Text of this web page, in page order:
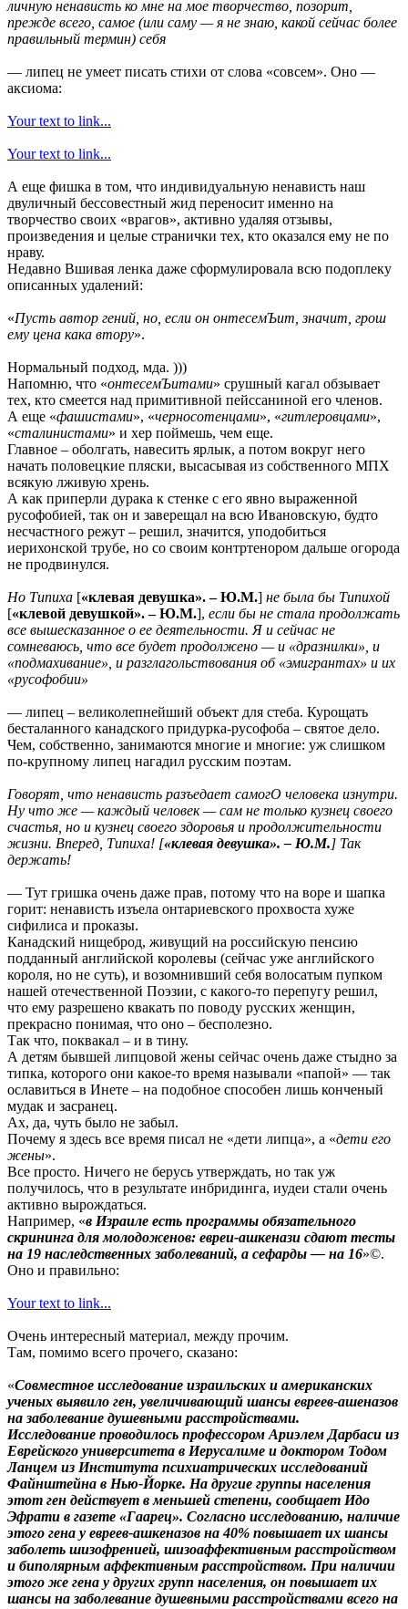
личную ненависть ко мне на мое творчество, позорит,
прежде всего, самое (или саму — я не знаю, какой сейчас более
правильный термин) себя
— липец не умеет писать стихи от слова «совсем». Оно —
аксиома:
Your text to link...
Your text to link...
А еще фишка в том, что индивидуальную ненависть наш
двуличный бессовестный жид переносит именно на
творчество своих «врагов», активно удаляя отзывы,
произведения и целые странички тех, кто оказался ему не по
нраву.
Недавно Вшивая ленка даже сформулировала всю подоплеку
описанных удалений:
«Пусть автор гений, но, если он онтесемЪит, значит, грош
ему цена кака втору».
Нормальный подход, мда. )))
Напомню, что «онтесемЪитами» срушный кагал обзывает
тех, кто смеется над примитивной пейссаниной его членов.
А еще «фашистами», «черносотенцами», «гитлеровцами»,
«сталинистами» и хер поймешь, чем еще.
Главное – оболгать, навесить ярлык, а потом вокруг него
начать половецкие пляски, высасывая из собственного МПХ
всякую лживую хрень.
А как приперли дурака к стенке с его явно выраженной
русофобией, так он и заверещал на всю Ивановскую, будто
несчастного режут – решил, значится, уподобиться
иерихонской трубе, но со своим контртенором дальше огорода
не продвинулся.
Но Типиха [«клевая девушка». – Ю.М.] не была бы Типихой
[«клевой девушкой». – Ю.М.], если бы не стала продолжать
все вышесказанное о ее деятельности. Я и сейчас не
сомневаюсь, что все будет продолжено — и «дразнилки», и
«подмахивание», и разглагольствования об «эмигрантах» и их
«русофобии»
— липец – великолепнейший объект для стеба. Курощать
бесталанного канадского придурка-русофоба – святое дело.
Чем, собственно, занимаются многие и многие: уж слишком
по-крупному липец нагадил русским поэтам.
Говорят, что ненависть разъедает самогО человека изнутри.
Ну что же — каждый человек — сам не только кузнец своего
счастья, но и кузнец своего здоровья и продолжительности
жизни. Вперед, Типиха! [«клевая девушка». – Ю.М.] Так
держать!
— Тут гришка очень даже прав, потому что на воре и шапка
горит: ненависть изъела онтариевского прохвоста хуже
сифилиса и проказы.
Канадский нищеброд, живущий на российскую пенсию
подданный английской королевы (сейчас уже английского
короля, но не суть), и возомнивший себя волосатым пупком
нашей отечественной Поэзии, с какого-то перепугу решил,
что ему разрешено квакать по поводу русских женщин,
прекрасно понимая, что оно – бесполезно.
Так что, поквакал – и в тину.
А детям бывшей липцовой жены сейчас очень даже стыдно за
типка, которого они какое-то время называли «папой» — так
ославиться в Инете – на подобное способен лишь конченый
мудак и засранец.
Ах, да, чуть было не забыл.
Почему я здесь все время писал не «дети липца», а «дети его
жены».
Все просто. Ничего не берусь утверждать, но так уж
получилось, что в результате инбридинга, иудеи стали очень
активно вырождаться.
Например, «в Израиле есть программы обязательного
скрининга для молодоженов: евреи-ашкенази сдают тесты
на 19 наследственных заболеваний, а сефарды — на 16»©.
Оно и правильно:
Your text to link...
Очень интересный материал, между прочим.
Там, помимо всего прочего, сказано:
«Совместное исследование израильских и американских
ученых выявило ген, увеличивающий шансы евреев-ашеназов
на заболевание душевными расстройствами.
Исследование проводилось профессором Ариэлем Дарбаси из
Еврейского университета в Иерусалиме и доктором Тодом
Ланцем из Института психиатрических исследований
Файнштейна в Нью-Йорке. На другие группы населения
этот ген действует в меньшей степени, сообщает Идо
Эфрати в газете «Гаарец». Согласно исследованию, наличие
этого гена у евреев-ашкеназов на 40% повышает их шансы
заболеть шизофренией, шизоаффективным расстройством
и биполярным аффективным расстройством. При наличии
этого же гена у других групп населения, он повышает их
шансы на заболевание душевными расстройствами всего на